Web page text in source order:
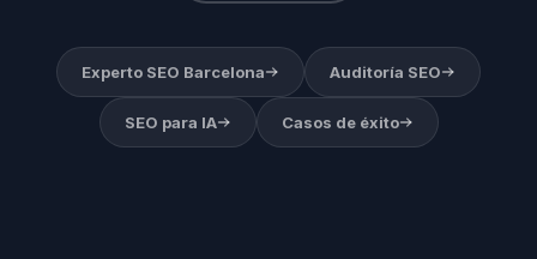
Experto SEO Barcelona Auditoría SEO
SEO para IA Casos de éxito